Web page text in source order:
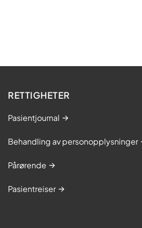
RETTIGHETER
Pasientjournal
Behandling av personopplysninger
Pårørende
Pasientreiser